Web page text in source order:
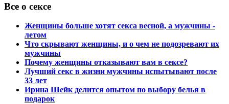
Все о сексе
Женщины больше хотят секса весной, а мужчины -
летом
Что скрывают женщины, и о чем не подозревают их
мужчины
Почему женщины отказывают вам в сексе?
Лучший секс в жизни мужчины испытывают после
33 лет
Ирина Шейк делится опытом по выбору белья в
подарок